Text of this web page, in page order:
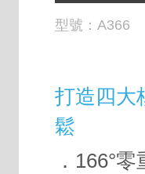
型號： A366
打造四大
鬆
．166°